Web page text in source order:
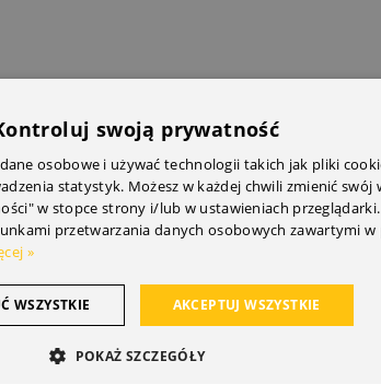
swoją prywatność
osobowe i używać technologii takich jak pliki
statystyk. Możesz w każdej chwili zmienić swój
w stopce strony i/lub w ustawieniach
przetwarzania danych osobowych zawartymi
»
AKCEPTUJ WSZYSTKIE
WSZYSTKIE
POKAŻ SZCZEGÓŁY